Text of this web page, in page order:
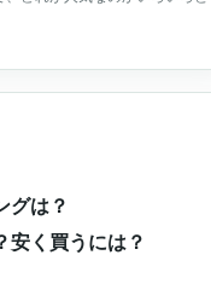
グは？
安く買うには？